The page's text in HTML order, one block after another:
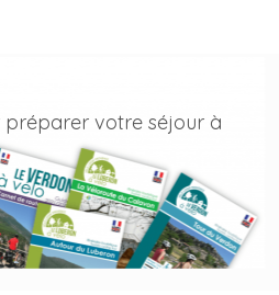
votre séjour à